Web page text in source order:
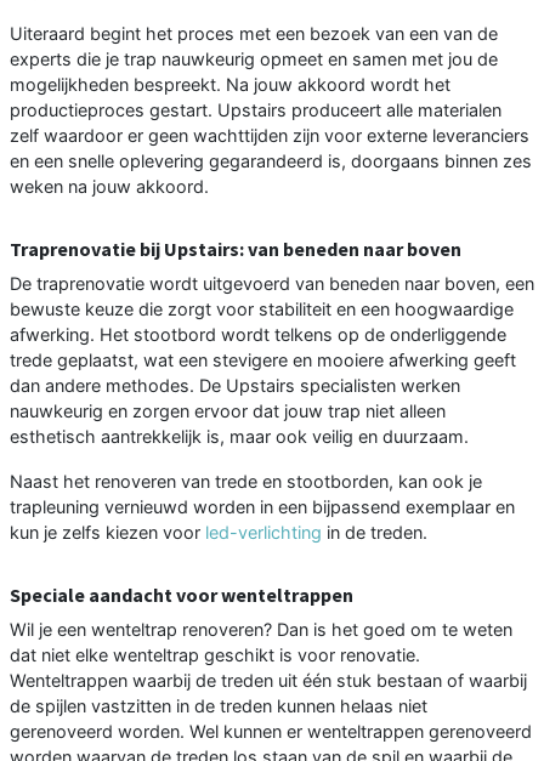
Uiteraard begint het proces met een bezoek van een van de
experts die je trap nauwkeurig opmeet en samen met jou de
mogelijkheden bespreekt. Na jouw akkoord wordt het
productieproces gestart. Upstairs produceert alle materialen
zelf waardoor er geen wachttijden zijn voor externe leveranciers
en een snelle oplevering gegarandeerd is, doorgaans binnen zes
weken na jouw akkoord.
Traprenovatie bij Upstairs: van beneden naar boven
De traprenovatie wordt uitgevoerd van beneden naar boven, een
bewuste keuze die zorgt voor stabiliteit en een hoogwaardige
afwerking. Het stootbord wordt telkens op de onderliggende
trede geplaatst, wat een stevigere en mooiere afwerking geeft
dan andere methodes. De Upstairs specialisten werken
nauwkeurig en zorgen ervoor dat jouw trap niet alleen
esthetisch aantrekkelijk is, maar ook veilig en duurzaam.
Naast het renoveren van trede en stootborden, kan ook je
trapleuning vernieuwd worden in een bijpassend exemplaar en
kun je zelfs kiezen voor led-verlichting in de treden.
Speciale aandacht voor wenteltrappen
Wil je een wenteltrap renoveren? Dan is het goed om te weten
dat niet elke wenteltrap geschikt is voor renovatie.
Wenteltrappen waarbij de treden uit één stuk bestaan of waarbij
de spijlen vastzitten in de treden kunnen helaas niet
gerenoveerd worden. Wel kunnen er wenteltrappen gerenoveerd
worden waarvan de treden los staan van de spil en waarbij de